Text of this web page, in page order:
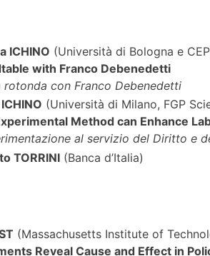
ICHINO (Università di Bologna e
with Franco Debenedetti
rotonda con Franco Debenedetti
(Università di Milano, FGP
Method can Enhance
al servizio del Diritto e
TORRINI (Banca d’Italia)
(Massachusetts Institute of
Reveal Cause and Effect in